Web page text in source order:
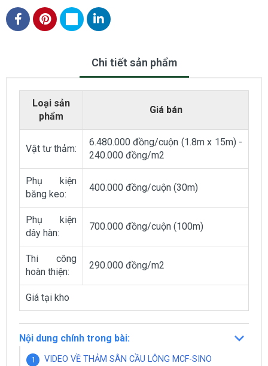
Chi tiết sản phẩm
Loại sản
phẩm
Giá bán
Vật tư thảm:
6.480.000 đồng/cuộn (1.8m x 15m) -
240.000 đồng/m2
Phụ kiện
băng keo:
400.000 đồng/cuộn (30m)
Phụ kiện
dây hàn:
700.000 đồng/cuộn (100m)
Thi công
hoàn thiện:
290.000 đồng/m2
Giá tại kho
Nội dung chính trong bài:
VIDEO VỀ THẢM SÂN CẦU LÔNG MCF-SINO